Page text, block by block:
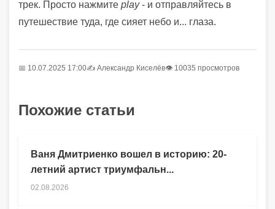
трек. Просто нажмите play- и отправляйтесь в
путешествие туда, где сияет небо и... глаза.
📅 10.07.2025 17:00✍️ Александр Киселёв👁 10035 просмотров
Похожие статьи
Ваня Дмитриенко вошел в историю: 20-
летний артист триумфальн...
02.08.2026